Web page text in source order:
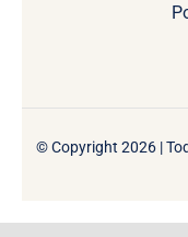
© Copyright 2026 |